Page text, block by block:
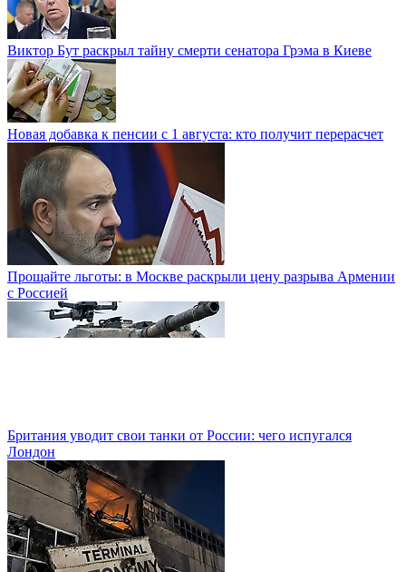
Виктор Бут раскрыл тайну смерти сенатора Грэма в Киеве
Новая добавка к пенсии с 1 августа: кто получит перерасчет
Прощайте льготы: в Москве раскрыли цену разрыва Армении
с Россией
Британия уводит свои танки от России: чего испугался
Лондон